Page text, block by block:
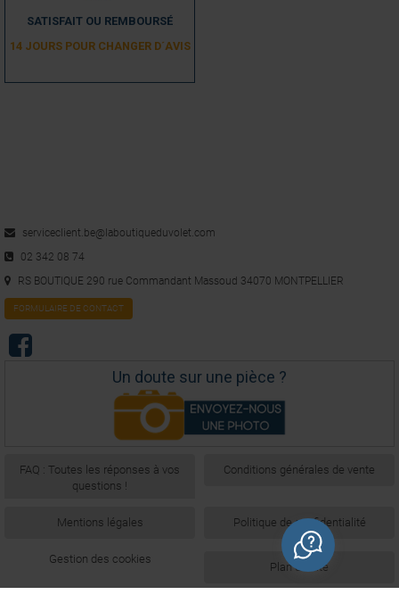
SATISFAIT OU REMBOURSÉ
14 JOURS POUR CHANGER D´AVIS
serviceclient.be@laboutiqueduvolet.com
02 342 08 74
RS BOUTIQUE 290 rue Commandant Massoud 34070 MONTPELLIER
FORMULAIRE DE CONTACT
Un doute sur une pièce ?
FAQ : Toutes les réponses à vos
questions !
Conditions générales de vente
Mentions légales Politique de confidentialité
Gestion des cookies
Plan du site